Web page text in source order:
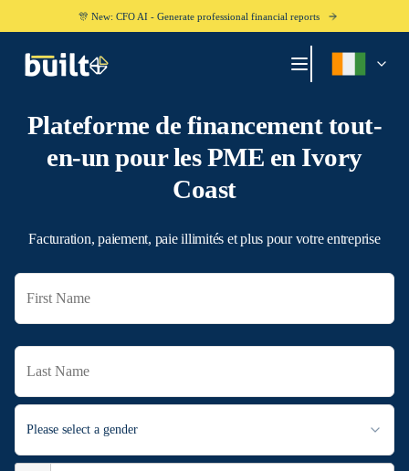
🎊 New: CFO AI - Generate professional financial reports
Plateforme de financement tout-
en-un pour les PME en Ivory
Coast
Facturation, paiement, paie illimités et plus pour votre entreprise
Please select a gender